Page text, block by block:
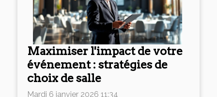
Maximiser l'impact de votre
événement : stratégies de
choix de salle
Mardi 6 janvier 2026 11:34